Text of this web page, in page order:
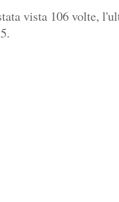
vista 106 volte,